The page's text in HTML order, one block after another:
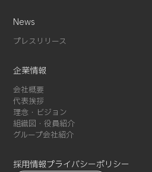
2022-11 (4)
2022-05 (3)
2022-01 (1)
2021-10 (3)
2021-09 (1)
2021-08 (3)
2021-06 (1)
News
プレスリリース
企業情報
会社概要
代表挨拶
理念・ビジョン
組織図・役員紹介
グループ会社紹介
採用情報プライバシーポリシー